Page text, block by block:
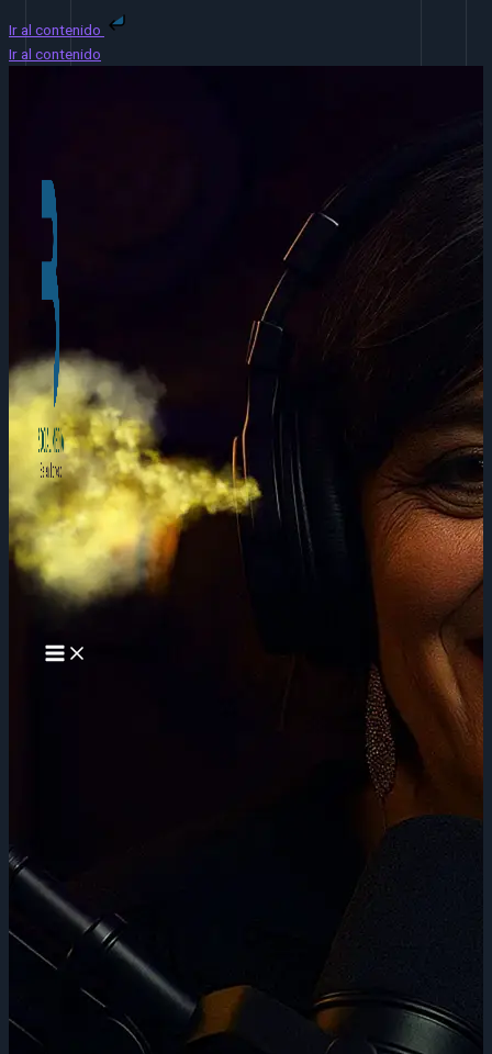
Ir al contenido
Ir al contenido